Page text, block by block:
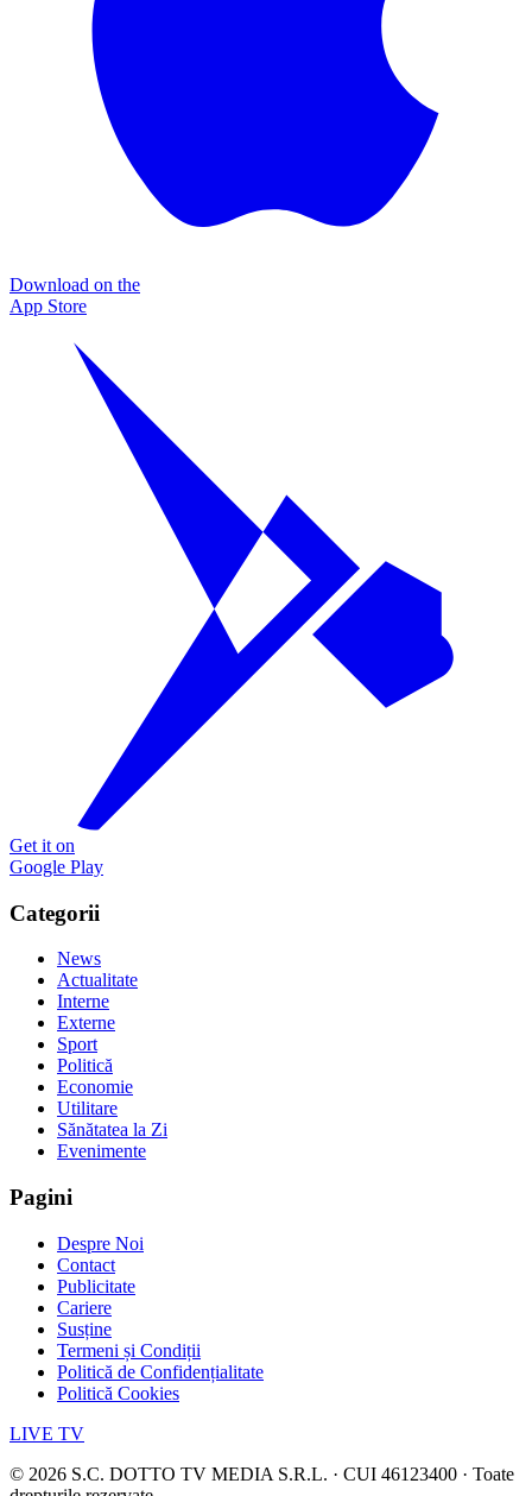
Download on the
App Store
Get it on
Google Play
Categorii
News
Actualitate
Interne
Externe
Sport
Politică
Economie
Utilitare
Sănătatea la Zi
Evenimente
Pagini
Despre Noi
Contact
Publicitate
Cariere
Susține
Termeni și Condiții
Politică de Confidențialitate
Politică Cookies
LIVE TV
© 2026 S.C. DOTTO TV MEDIA S.R.L. · CUI 46123400 · Toate